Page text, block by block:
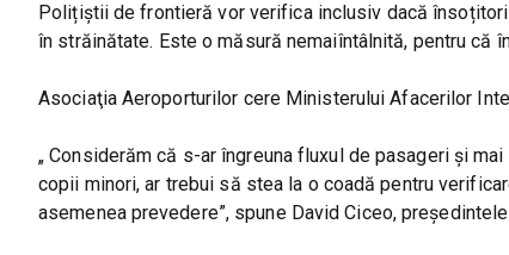
Polițiștii de frontieră vor verifica inclusiv dacă
în străinătate. Este o măsură nemaiîntâlnită, pentru că
Asociaţia Aeroporturilor cere Ministerului Afacerilor
„ Considerăm că s-ar îngreuna fluxul de pasageri şi
copii minori, ar trebui să stea la o coadă pentru
asemenea prevedere”, spune David Ciceo,